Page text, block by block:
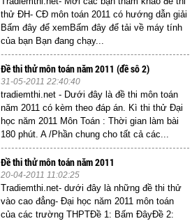
thử ĐH- CĐ môn toán 2011 có hướng dẫn giải
Bấm đây để xemBấm đây để tải về máy tính
của bạn Bạn đang chạy...
Đề thi thử môn toán năm 2011 (đề sô 2)
31-05-2011 22:40:40
tradiemthi.net - Dưới đây là đề thi môn toán
năm 2011 có kèm theo đáp án. Kì thi thử Đại
học năm 2011 Môn Toán : Thời gian làm bài
180 phút. A /Phần chung cho tất cả các...
Đề thi thử môn toán năm 2011
20-04-2011 11:02:25
Tradiemthi.net- dưới đây là những đề thi thử
vào cao đẳng- Đại học năm 2011 môn toán
của các trường THPTĐề 1: Bấm ĐâyĐề 2: